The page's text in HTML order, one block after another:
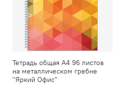
Тетрадь общая А4 96 листов
на металлическом гребне
"Яркий Офис"